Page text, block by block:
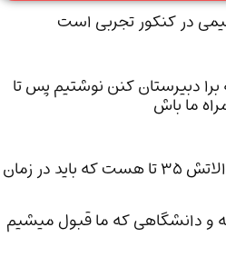
در کنکور تجربی است
دبیرستان کنن نوشتیم پس تا
ما باش
درس شیمی دومین درس مهم رشته تجربیه که تو کنکور ضریب ٩ داره و تعداد سوالاتش ۳۵ تا هست که باید در زمان
و دانشگاهی که ما قبول میشیم